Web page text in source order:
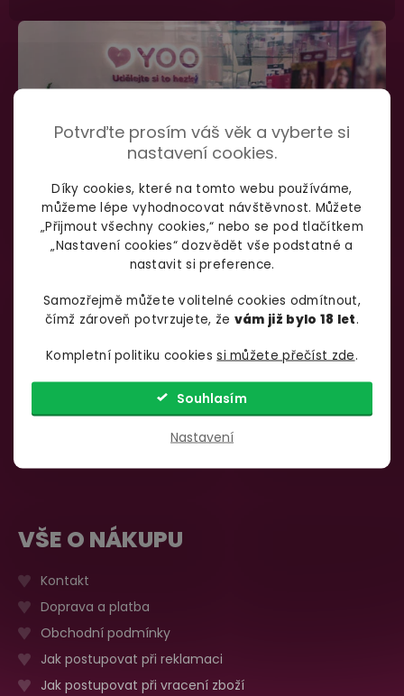
Potvrďte prosím váš věk a vyberte si
nastavení cookies.
Díky cookies, které na tomto webu používáme,
můžeme lépe vyhodnocovat návštěvnost. Můžete
„Přijmout všechny cookies,“ nebo se pod tlačítkem
„Nastavení cookies“ dozvědět vše podstatné a
nastavit si preference.
Samozřejmě můžete volitelné cookies odmítnout,
čímž zároveň potvrzujete, že vám již bylo 18 let.
Kompletní politiku cookiessi můžete přečíst zde.
Nastavení
Souhlasím
SHOWROOM BRNO
info@yoo.cz
735 876 206
7:00 – 18:00
Sobota, neděle
Zavřeno
VŠE O NÁKUPU
Kontakt
Doprava a platba
Obchodní podmínky
Jak postupovat při reklamaci
Jak postupovat při vracení zboží